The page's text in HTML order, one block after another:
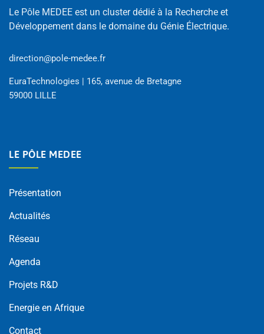
Le Pôle MEDEE est un cluster dédié à la Recherche et
Développement dans le domaine du Génie Électrique.
direction@pole-medee.fr
EuraTechnologies | 165, avenue de Bretagne
59000 LILLE
LE PÔLE MEDEE
Présentation
Actualités
Réseau
Agenda
Projets R&D
Energie en Afrique
Contact